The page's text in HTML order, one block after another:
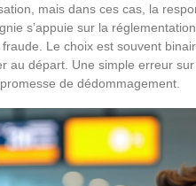
mais dans ces cas, la
s’appuie sur la
Le choix est souvent
au départ. Une simple erreur
de dédommagement.